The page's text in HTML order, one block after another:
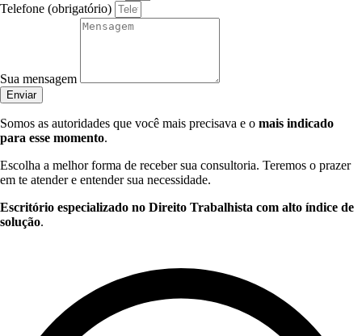
Telefone (obrigatório)
Sua mensagem
Enviar
Somos as autoridades que você mais precisava e o mais indicado
para esse momento.
Escolha a melhor forma de receber sua consultoria. Teremos o prazer
em te atender e entender sua necessidade.
Escritório especializado no Direito Trabalhista com alto índice de
solução.